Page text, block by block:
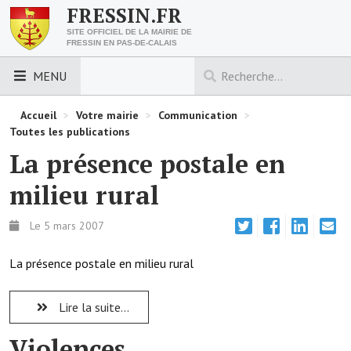
FRESSIN.FR
SITE OFFICIEL DE LA MAIRIE DE
FRESSIN EN PAS-DE-CALAIS
MENU
LES ESSENTIELS
Découvrez Fressin
Venir à Fressin
Les foulées fressinoises
ACCÈS RAPIDE
Accueil > Votre mairie > Communication >
Toutes les publications
La présence postale en
milieu rural
Le 5 mars 2007
La présence postale en milieu rural
Lire la suite...